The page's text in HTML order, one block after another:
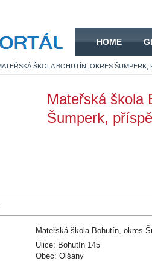
HOME
Mateřská škola
Šumperk,
Mateřská škola Bohutín, okres
Ulice: Bohutín 145
Obec: Olšany